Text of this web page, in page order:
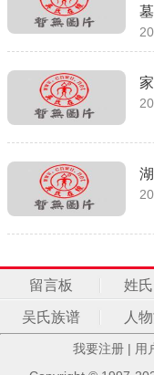
墓
留言板 姓
吴氏族谱 人
我要注册 | 用